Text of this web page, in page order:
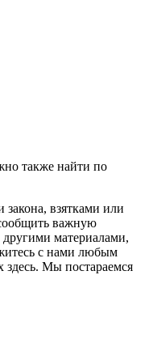
также найти по
взятками или
важную
материалами,
с нами любым
Мы постараемся